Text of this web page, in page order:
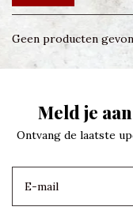
Geen producten
Meld je
Ontvang de laatste